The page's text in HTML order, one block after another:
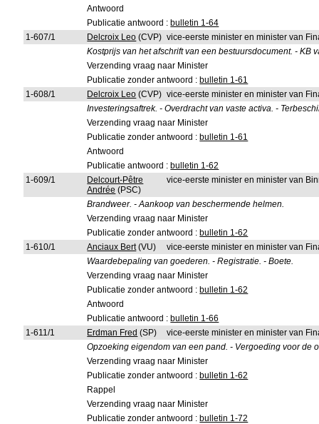
Antwoord
Publicatie antwoord : bulletin 1-64
1-607/1
Delcroix Leo (CVP) vice-eerste minister en minister van
Kostprijs van het afschrift van een bestuursdocument. - KB
Verzending vraag naar Minister
Publicatie zonder antwoord : bulletin 1-61
1-608/1
Delcroix Leo (CVP) vice-eerste minister en minister van
Investeringsaftrek. - Overdracht van vaste activa. -
Verzending vraag naar Minister
Publicatie zonder antwoord : bulletin 1-61
Antwoord
Publicatie antwoord : bulletin 1-62
1-609/1
Delcourt-Pêtre
Andrée (PSC)
vice-eerste minister en minister van
Brandweer. - Aankoop van beschermende helmen.
Verzending vraag naar Minister
Publicatie zonder antwoord : bulletin 1-62
1-610/1
Anciaux Bert(VU)
vice-eerste minister en minister van
Waardebepaling van goederen. - Registratie. - Boete.
Verzending vraag naar Minister
Publicatie zonder antwoord : bulletin 1-62
Antwoord
Publicatie antwoord : bulletin 1-66
1-611/1
Erdman Fred (SP)
vice-eerste minister en minister van
Opzoeking eigendom van een pand. - Vergoeding voor de
Verzending vraag naar Minister
Publicatie zonder antwoord : bulletin 1-62
Rappel
Verzending vraag naar Minister
Publicatie zonder antwoord : bulletin 1-72